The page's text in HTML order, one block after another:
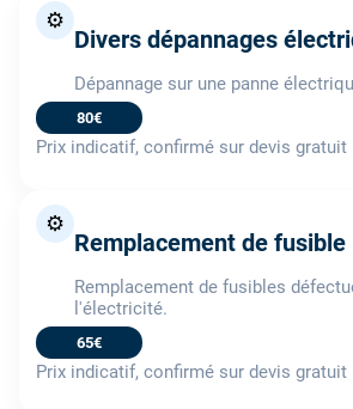
⚙️
Divers dépannages
Dépannage sur une panne
80€
Prix indicatif, confirmé sur devis gratuit
⚙️
Remplacement de fusible
Remplacement de fusibles
l'électricité.
65€
Prix indicatif, confirmé sur devis gratuit